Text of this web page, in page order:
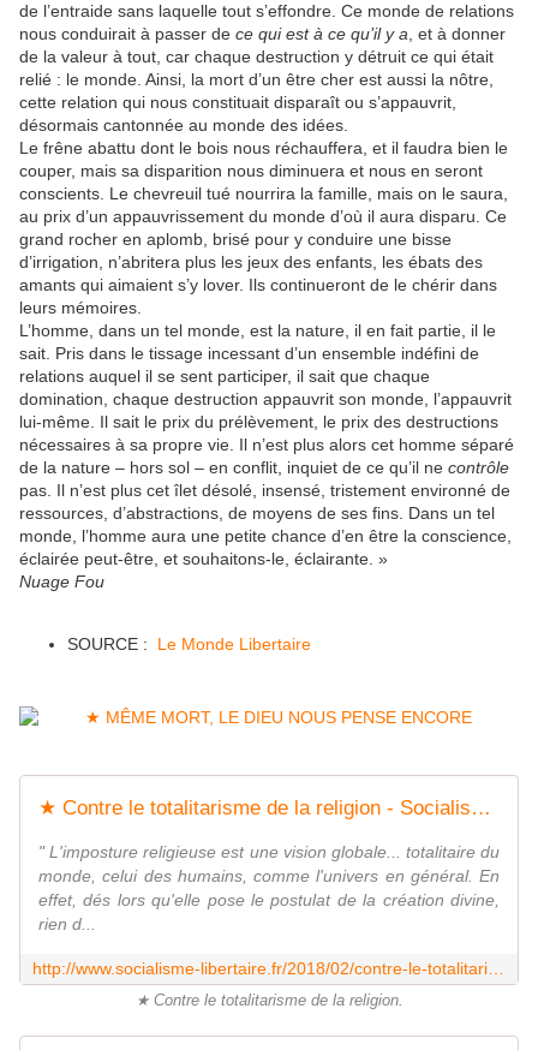
de l’entraide sans laquelle tout s’effondre. Ce monde de relations
nous conduirait à passer de ce qui est à ce qu’il y a , et à donner
de la valeur à tout, car chaque destruction y détruit ce qui était
relié : le monde. Ainsi, la mort d’un être cher est aussi la nôtre,
cette relation qui nous constituait disparaît ou s’appauvrit,
désormais cantonnée au monde des idées.
Le frêne abattu dont le bois nous réchauffera, et il faudra bien le
couper, mais sa disparition nous diminuera et nous en seront
conscients. Le chevreuil tué nourrira la famille, mais on le saura,
au prix d’un appauvrissement du monde d’où il aura disparu. Ce
grand rocher en aplomb, brisé pour y conduire une bisse
d’irrigation, n’abritera plus les jeux des enfants, les ébats des
amants qui aimaient s’y lover. Ils continueront de le chérir dans
leurs mémoires.
L’homme, dans un tel monde, est la nature, il en fait partie, il le
sait. Pris dans le tissage incessant d’un ensemble indéfini de
relations auquel il se sent participer, il sait que chaque
domination, chaque destruction appauvrit son monde, l’appauvrit
lui-même. Il sait le prix du prélèvement, le prix des destructions
nécessaires à sa propre vie. Il n’est plus alors cet homme séparé
de la nature – hors sol – en conflit, inquiet de ce qu’il ne contrôle
pas. Il n’est plus cet îlet désolé, insensé, tristement environné de
ressources, d’abstractions, de moyens de ses fins. Dans un tel
monde, l’homme aura une petite chance d’en être la conscience,
éclairée peut-être, et souhaitons-le, éclairante. »
Nuage Fou
SOURCE : Le Monde Libertaire
★ Contre le totalitarisme de la religion - Socialisme libertaire
" L'imposture religieuse est une vision globale... totalitaire du
monde, celui des humains, comme l'univers en général. En
effet, dés lors qu'elle pose le postulat de la création divine,
rien d...
★ Contre le totalitarisme de la religion.